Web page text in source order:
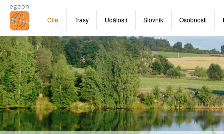
Cíle Trasy Události Slovník Osobnosti